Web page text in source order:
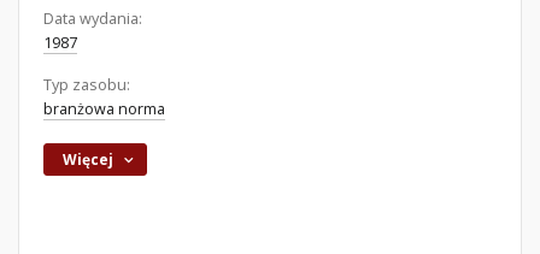
Data wydania:
1987
Typ zasobu:
branżowa norma
Więcej